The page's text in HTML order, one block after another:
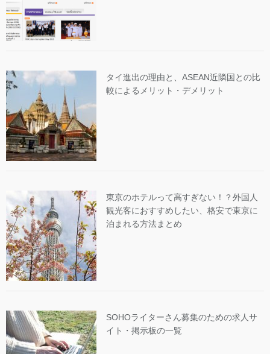
タイ進出の理由と、ASEAN近隣国との比
較によるメリット・デメリット
東京のホテルって高すぎない！？外国人
観光客におすすめしたい、格安で東京に
泊まれる方法まとめ
SOHOライターさん募集のための求人サ
イト・掲示板の一覧